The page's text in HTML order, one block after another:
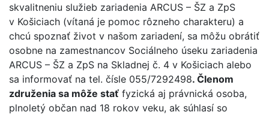
skvalitneniu služieb zariadenia ARCUS – ŠZ a ZpS
v Košiciach (vítaná je pomoc rôzneho charakteru) a
chcú spoznať život v našom zariadení, sa môžu obrátiť
osobne na zamestnancov Sociálneho úseku zariadenia
ARCUS – ŠZ a ZpS na Skladnej č. 4 v Košiciach alebo
sa informovať na tel. čísle 055/7292498. Členom
združenia sa môže stať fyzická aj právnická osoba,
plnoletý občan nad 18 rokov veku, ak súhlasí so